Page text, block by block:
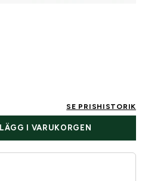
SE PRISHISTORIK
LÄGG I VARUKORGEN